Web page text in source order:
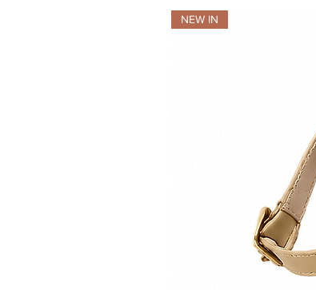
NEW IN